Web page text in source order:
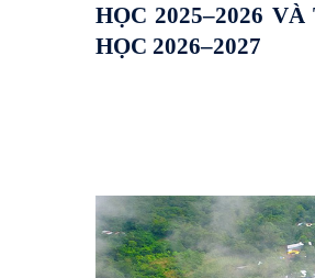
HỌC 2025–2026
HỌC 2026–2027